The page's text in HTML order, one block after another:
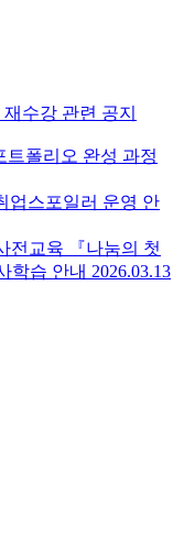
수강 관련 공지
트폴리오 완성 과정
업스포일러 운영 안
전교육 『나눔의 첫
학습 안내 2026.03.13